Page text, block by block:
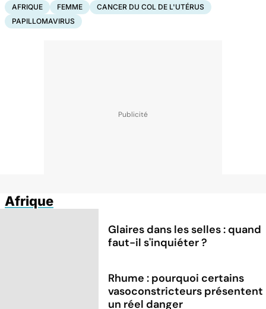
AFRIQUE FEMME
CANCER DU COL DE L'UTÉRUS
PAPILLOMAVIRUS
Afrique
Glaires dans les selles : quand
faut-il s'inquiéter ?
Rhume : pourquoi certains
vasoconstricteurs présentent
un réel danger